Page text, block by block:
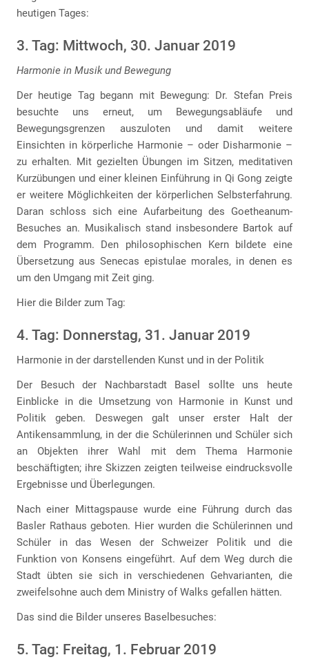
heutigen Tages:
3. Tag: Mittwoch, 30. Januar 2019
Harmonie in Musik und Bewegung
Der heutige Tag begann mit Bewegung: Dr. Stefan Preis
besuchte uns erneut, um Bewegungsabläufe und
Bewegungsgrenzen auszuloten und damit weitere
Einsichten in körperliche Harmonie – oder Disharmonie –
zu erhalten. Mit gezielten Übungen im Sitzen, meditativen
Kurzübungen und einer kleinen Einführung in Qi Gong zeigte
er weitere Möglichkeiten der körperlichen Selbsterfahrung.
Daran schloss sich eine Aufarbeitung des Goetheanum-
Besuches an. Musikalisch stand insbesondere Bartok auf
dem Programm. Den philosophischen Kern bildete eine
Übersetzung aus Senecas epistulae morales, in denen es
um den Umgang mit Zeit ging.
Hier die Bilder zum Tag:
4. Tag: Donnerstag, 31. Januar 2019
Harmonie in der darstellenden Kunst und in der Politik
Der Besuch der Nachbarstadt Basel sollte uns heute
Einblicke in die Umsetzung von Harmonie in Kunst und
Politik geben. Deswegen galt unser erster Halt der
Antikensammlung, in der die Schülerinnen und Schüler sich
an Objekten ihrer Wahl mit dem Thema Harmonie
beschäftigten; ihre Skizzen zeigten teilweise eindrucksvolle
Ergebnisse und Überlegungen.
Nach einer Mittagspause wurde eine Führung durch das
Basler Rathaus geboten. Hier wurden die Schülerinnen und
Schüler in das Wesen der Schweizer Politik und die
Funktion von Konsens eingeführt. Auf dem Weg durch die
Stadt übten sie sich in verschiedenen Gehvarianten, die
zweifelsohne auch dem Ministry of Walks gefallen hätten.
Das sind die Bilder unseres Baselbesuches:
5. Tag: Freitag, 1. Februar 2019